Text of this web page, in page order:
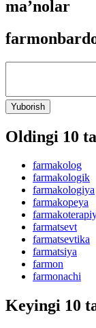
ma’nolar
Yuborish
Oldingi 10 ta
farmakolog
farmakologik
farmakologiya
farmakopeya
farmatsevt
farmatsevtika
farmatsiya
farmon
farmonachi
Keyingi 10